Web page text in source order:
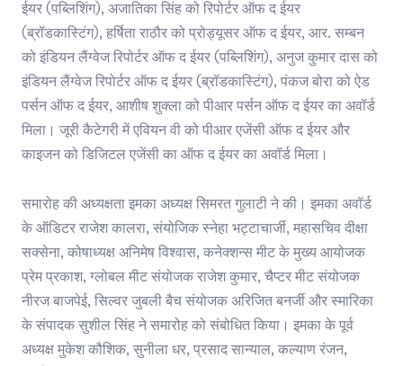
ईयर (पब्लिशिंग), अजातिका सिंह को रिपोर्टर ऑफ द ईयर
(ब्रॉडकास्टिंग), हर्षिता राठौर को प्रोड्यूसर ऑफ द ईयर, आर. सम्बन
को इंडियन लैंग्वेज रिपोर्टर ऑफ द ईयर (पब्लिशिंग), अनुज कुमार दास को
इंडियन लैंग्वेज रिपोर्टर ऑफ द ईयर (ब्रॉडकास्टिंग), पंकज बोरा को ऐड
पर्सन ऑफ द ईयर, आशीष शुक्ला को पीआर पर्सन ऑफ द ईयर का अवॉर्ड
मिला। जूरी कैटेगरी में एवियन वी को पीआर एजेंसी ऑफ द ईयर और
काइजन को डिजिटल एजेंसी का ऑफ द ईयर का अवॉर्ड मिला।
समारोह की अध्यक्षता इमका अध्यक्ष सिमरत गुलाटी ने की। इमका अवॉर्ड
के ऑडिटर राजेश कालरा, संयोजिक स्नेहा भट्टाचार्जी, महासचिव दीक्षा
सक्सेना, कोषाध्यक्ष अनिमेष विश्वास, कनेक्शन्स मीट के मुख्य आयोजक
प्रेम प्रकाश, ग्लोबल मीट संयोजक राजेश कुमार, चैप्टर मीट संयोजक
नीरज बाजपेई, सिल्वर जुबली बैच संयोजक अरिजित बनर्जी और स्मारिका
के संपादक सुशील सिंह ने समारोह को संबोधित किया। इमका के पूर्व
अध्यक्ष मुकेश कौशिक, सुनीला धर, प्रसाद सान्याल, कल्याण रंजन,